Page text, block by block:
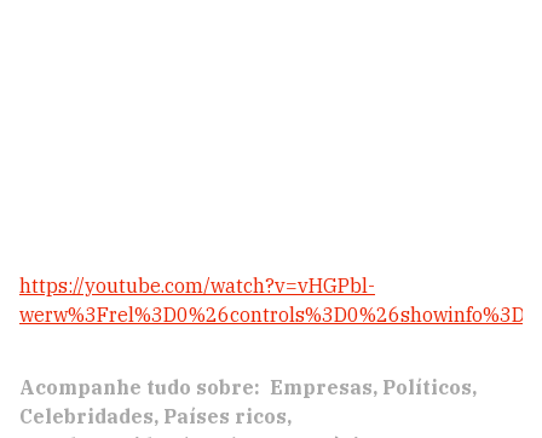
https://youtube.com/watch?v=vHGPbl-
werw%3Frel%3D0%26controls%3D0%26showinfo%3D0
Acompanhe tudo sobre: Empresas Políticos
Celebridades Países ricos